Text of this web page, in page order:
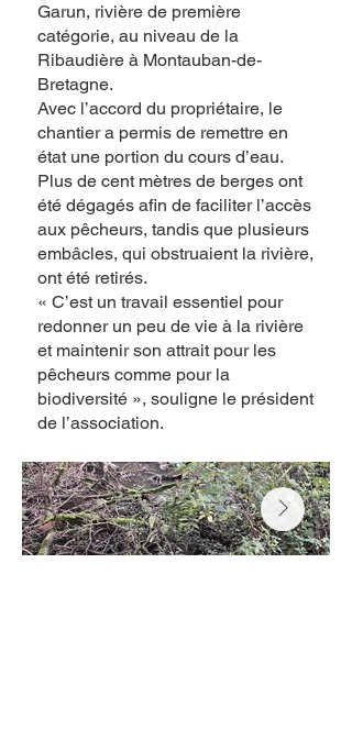
Garun, rivière de première
catégorie, au niveau de la
Ribaudière à Montauban-de-
Bretagne.
Avec l’accord du propriétaire, le
chantier a permis de remettre en
état une portion du cours d’eau.
Plus de cent mètres de berges ont
été dégagés afin de faciliter l’accès
aux pêcheurs, tandis que plusieurs
embâcles, qui obstruaient la rivière,
ont été retirés.
« C’est un travail essentiel pour
redonner un peu de vie à la rivière
et maintenir son attrait pour les
pêcheurs comme pour la
biodiversité », souligne le président
de l’association.